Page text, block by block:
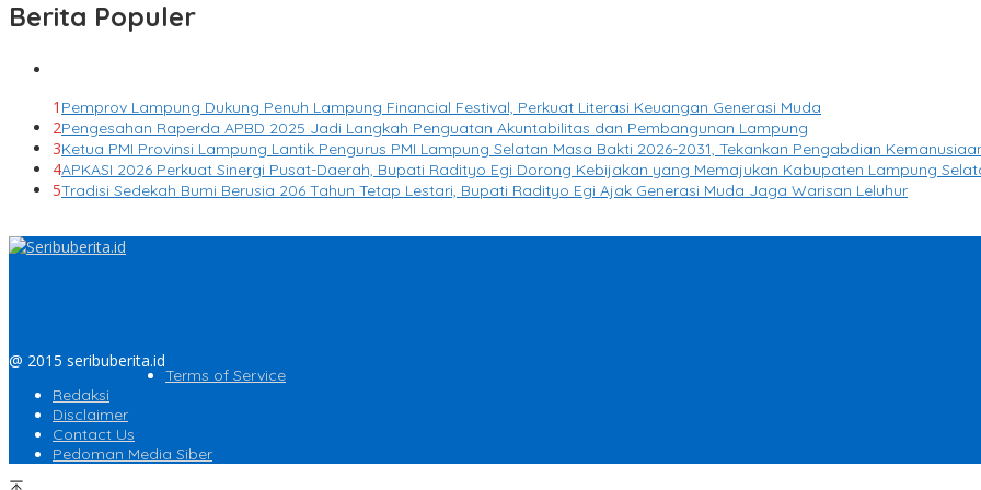
Berita Populer
1 Pemprov Lampung Dukung Penuh Lampung Financial Festival, Perkuat Literasi Keuangan Generasi Muda
2Pengesahan Raperda APBD 2025 Jadi Langkah Penguatan Akuntabilitas dan Pembangunan Lampung
3Ketua PMI Provinsi Lampung Lantik Pengurus PMI Lampung Selatan Masa Bakti 2026-2031, Tekankan Pengabdian
4APKASI 2026 Perkuat Sinergi Pusat-Daerah, Bupati Radityo Egi Dorong Kebijakan yang Memajukan Kabupaten Lampung
5Tradisi Sedekah Bumi Berusia 206 Tahun Tetap Lestari, Bupati Radityo Egi Ajak Generasi Muda Jaga Warisan Leluhur
@ 2015 seribuberita.id
Terms of Service
Redaksi
Disclaimer
Contact Us
Pedoman Media Siber